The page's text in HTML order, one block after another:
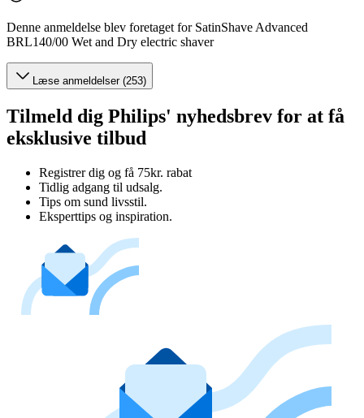
Denne anmeldelse blev foretaget for SatinShave Advanced
BRL140/00 Wet and Dry electric shaver
Læse anmeldelser (253)
Tilmeld dig Philips' nyhedsbrev for at få
eksklusive tilbud
Registrer dig og få 75kr. rabat
Tidlig adgang til udsalg.
Tips om sund livsstil.
Eksperttips og inspiration.